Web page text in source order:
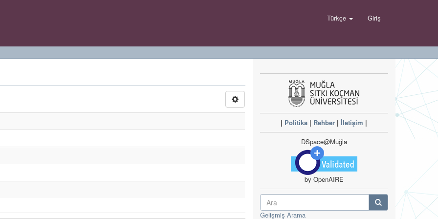
Türkçe Giriş
| Politika | Rehber |İletişim |
DSpace@Muğla
by OpenAIRE
Gelişmiş Arama